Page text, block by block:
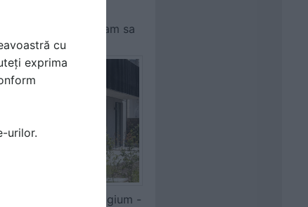
detalii, va rugam sa
Wemmel, Belgium -
cu
exprima
urilor.